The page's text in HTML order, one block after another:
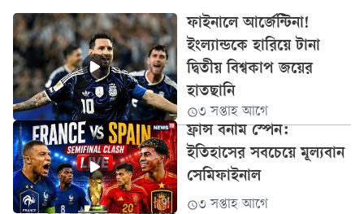
ফাইনালে আর্জেন্টিনা!
ইংল্যান্ডকে হারিয়ে টানা
দ্বিতীয় বিশ্বকাপ জয়ের
হাতছানি
৩ সপ্তাহ আগে
ফ্রান্স বনাম স্পেন:
ইতিহাসের সবচেয়ে মূল্যবান
সেমিফাইনাল
৩ সপ্তাহ আগে